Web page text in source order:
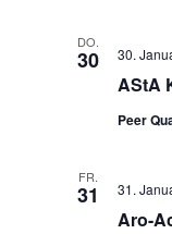
DO.
30
AStA
30.
Peer
FR.
31
Aro-
31.